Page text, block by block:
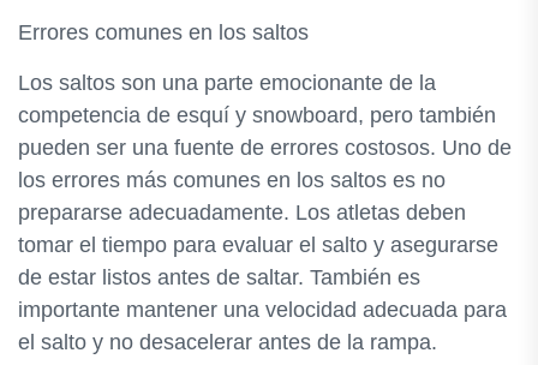
Errores comunes en los saltos
Los saltos son una parte emocionante de la
competencia de esquí y snowboard, pero también
pueden ser una fuente de errores costosos. Uno de
los errores más comunes en los saltos es no
prepararse adecuadamente. Los atletas deben
tomar el tiempo para evaluar el salto y asegurarse
de estar listos antes de saltar. También es
importante mantener una velocidad adecuada para
el salto y no desacelerar antes de la rampa.